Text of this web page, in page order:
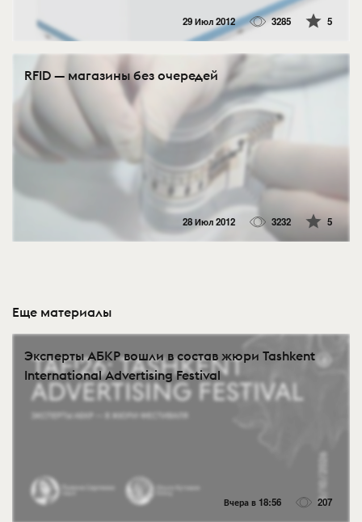
29 Июл 2012 3285 5
RFID — магазины без очередей
28 Июл 2012 3232 5
Еще материалы
Эксперты АБКР вошли в состав жюри Tashkent
International Advertising Festival
Вчера в 18:56 207